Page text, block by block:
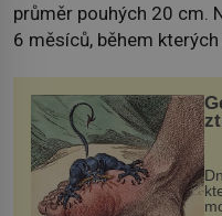
průměr pouhých 20 cm.
6 měsíců, během